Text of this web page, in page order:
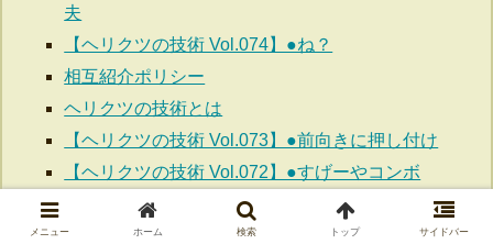
夫
【ヘリクツの技術 Vol.074】●ね？
相互紹介ポリシー
ヘリクツの技術とは
【ヘリクツの技術 Vol.073】●前向きに押し付け
【ヘリクツの技術 Vol.072】●すげーやコンボ
【ヘリクツの技術 Vol.071】●知ってるよ
【ヘリクツの技術 Vol.070】●だからなに２
メニュー ホーム 検索 トップ サイドバー